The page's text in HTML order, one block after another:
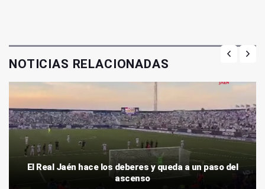
NOTICIAS RELACIONADAS
El Real Jaén hace los deberes y queda a un paso del
ascenso